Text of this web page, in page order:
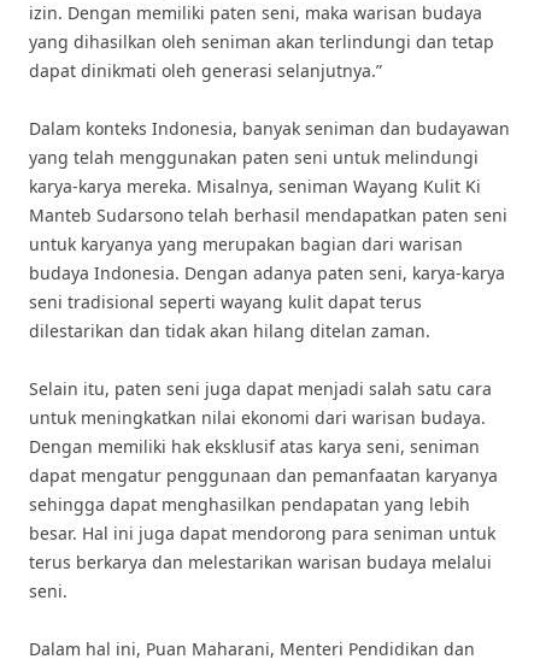
izin. Dengan memiliki paten seni, maka warisan budaya
yang dihasilkan oleh seniman akan terlindungi dan tetap
dapat dinikmati oleh generasi selanjutnya.”
Dalam konteks Indonesia, banyak seniman dan budayawan
yang telah menggunakan paten seni untuk melindungi
karya-karya mereka. Misalnya, seniman Wayang Kulit Ki
Manteb Sudarsono telah berhasil mendapatkan paten seni
untuk karyanya yang merupakan bagian dari warisan
budaya Indonesia. Dengan adanya paten seni, karya-karya
seni tradisional seperti wayang kulit dapat terus
dilestarikan dan tidak akan hilang ditelan zaman.
Selain itu, paten seni juga dapat menjadi salah satu cara
untuk meningkatkan nilai ekonomi dari warisan budaya.
Dengan memiliki hak eksklusif atas karya seni, seniman
dapat mengatur penggunaan dan pemanfaatan karyanya
sehingga dapat menghasilkan pendapatan yang lebih
besar. Hal ini juga dapat mendorong para seniman untuk
terus berkarya dan melestarikan warisan budaya melalui
seni.
Dalam hal ini, Puan Maharani, Menteri Pendidikan dan